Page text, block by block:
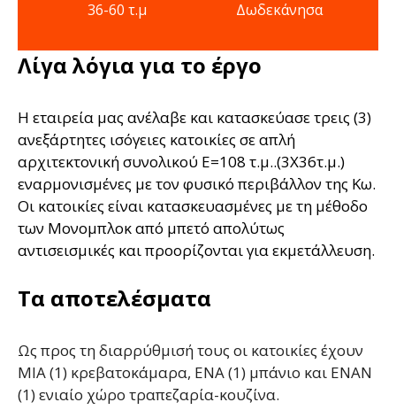
36-60 τ.μ Δωδεκάνησα
Λίγα λόγια για το έργο
Η εταιρεία μας ανέλαβε και κατασκεύασε τρεις (3)
ανεξάρτητες ισόγειες κατοικίες σε απλή
αρχιτεκτονική συνολικού Ε=108 τ.μ..(3Χ36τ.μ.)
εναρμονισμένες με τον φυσικό περιβάλλον της Κω.
Οι κατοικίες είναι κατασκευασμένες με τη μέθοδο
των Μονομπλοκ από μπετό απολύτως
αντισεισμικές και προορίζονται για εκμετάλλευση.
Τα αποτελέσματα
Ως προς τη διαρρύθμισή τους οι κατοικίες έχουν
ΜΙΑ (1) κρεβατοκάμαρα, ΕΝΑ (1) μπάνιο και ΕΝΑΝ
(1) ενιαίο χώρο τραπεζαρία-κουζίνα.